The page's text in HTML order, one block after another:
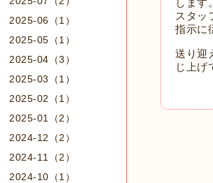
します。
スタッ
指示に
送り迎
じ上げ
2025-06（1）
2025-05（1）
2025-04（3）
2025-03（1）
2025-02（1）
2025-01（2）
2024-12（2）
2024-11（2）
2024-10（1）